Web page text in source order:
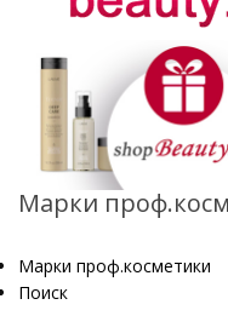
Марки
Марки проф.косметики
Поиск